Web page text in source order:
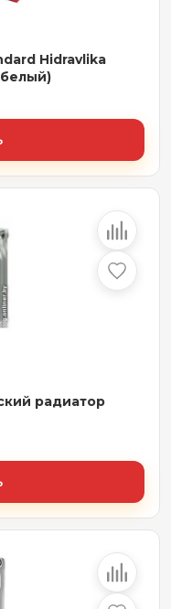
Hidravlika
радиатор